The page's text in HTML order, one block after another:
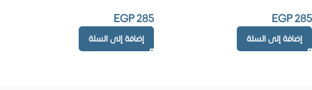
EGP285
إضافة إلى السلة
EGP285
إضافة إلى السلة